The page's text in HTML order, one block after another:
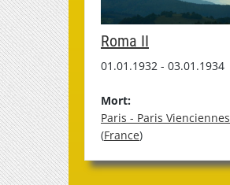
Roma II
01.01.1932 - 03.01.1934
Mort:
Paris - Paris Vienciennes
(France)